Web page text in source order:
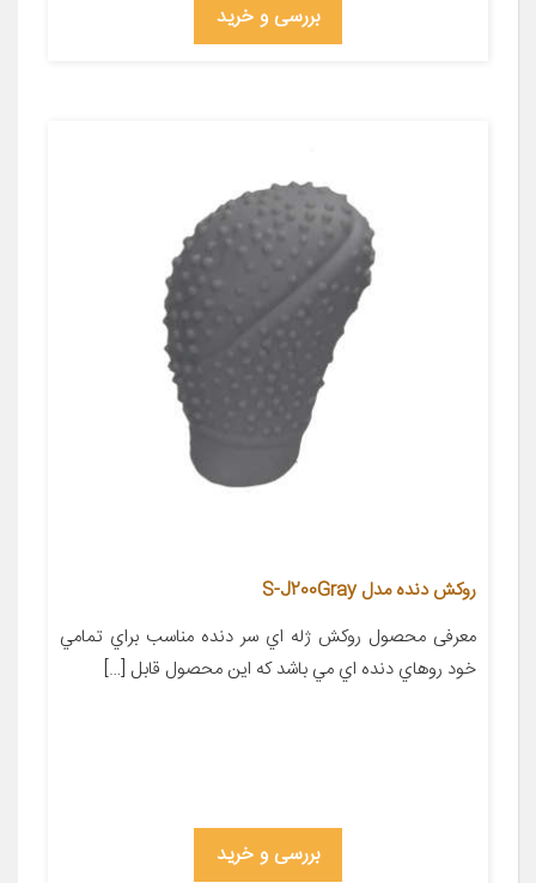
بررسی و خرید
روکش دنده مدل S-J200Gray
معرفی محصول روکش ژله اي سر دنده مناسب براي تمامي
خود روهاي دنده اي مي باشد که اين محصول قابل […]
بررسی و خرید